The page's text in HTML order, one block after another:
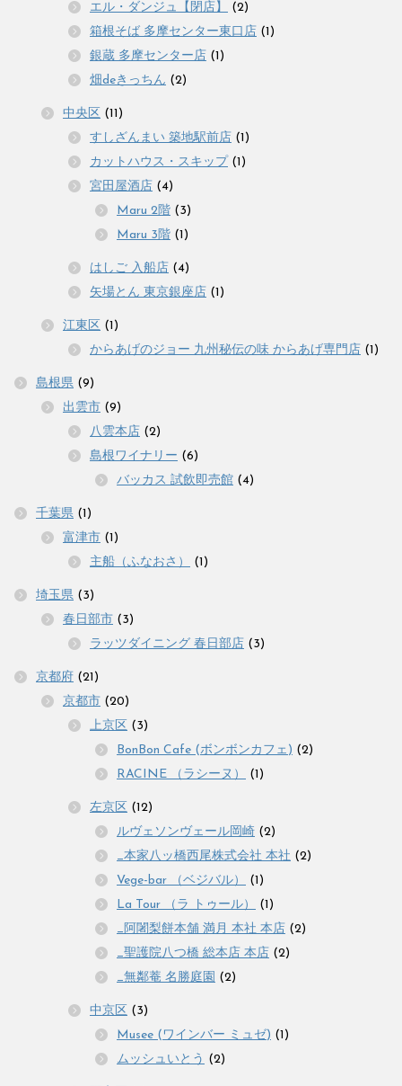
エル・ダンジュ【閉店】
(2)
箱根そば 多摩センター東口店 (1)
銀蔵 多摩センター店 (1)
畑deきっちん (2)
中央区 (11)
すしざんまい 築地駅前店 (1)
カットハウス・スキップ (1)
宮田屋酒店 (4)
Maru 2階 (3)
Maru 3階 (1)
はしご 入船店 (4)
矢場とん 東京銀座店 (1)
江東区 (1)
からあげのジョー 九州秘伝の味 からあげ専門店 (1)
島根県 (9)
出雲市 (9)
八雲本店 (2)
島根ワイナリー (6)
バッカス 試飲即売館 (4)
千葉県 (1)
富津市 (1)
主船（ふなおさ）
(1)
埼玉県 (3)
春日部市 (3)
ラッツダイニング 春日部店 (3)
京都府 (21)
京都市 (20)
上京区 (3)
BonBon Cafe (ボンボンカフェ) (2)
RACINE （ラシーヌ）
(1)
左京区 (12)
ルヴェソンヴェール岡崎 (2)
_本家八ッ橋西尾株式会社 本社 (2)
Vege-bar （ベジバル）
(1)
La Tour （ラ トゥール）
(1)
_阿闍梨餅本舗 満月 本社 本店 (2)
_聖護院八つ橋 総本店 本店 (2)
_無鄰菴 名勝庭園 (2)
中京区 (3)
Musee (ワインバー ミュゼ) (1)
ムッシュいとう (2)